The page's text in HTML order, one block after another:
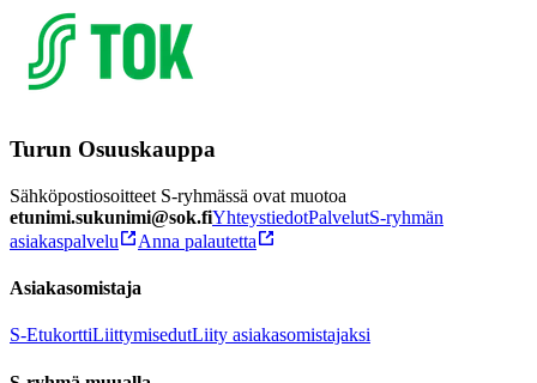
Turun Osuuskauppa
Sähköpostiosoitteet S-ryhmässä ovat muotoa
etunimi.sukunimi@sok.fiYhteystiedotPalvelutS-ryhmän
asiakaspalvelu
Anna palautetta
Asiakasomistaja
S-EtukorttiLiittymisedutLiity asiakasomistajaksi